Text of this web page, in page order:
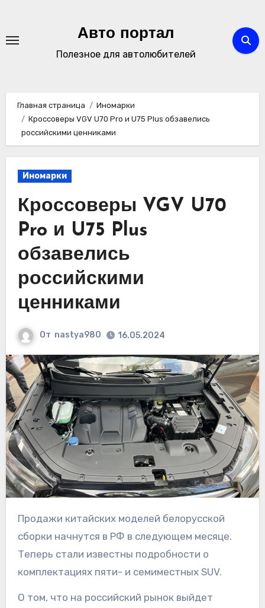
содержимому
Авто портал
Полезное для автолюбителей
Главная страница
Иномарки
Кроссоверы VGV U70 Pro и U75 Plus обзавелись
российскими ценниками
Иномарки
Кроссоверы VGV U70
Pro и U75 Plus
обзавелись
российскими
ценниками
От nastya980 16.05.2024
Продажи китайских моделей белорусской
сборки начнутся в РФ в следующем месяце.
Теперь стали известны подробности о
комплектациях пяти- и семиместных SUV.
О том, что на российский рынок выйдет